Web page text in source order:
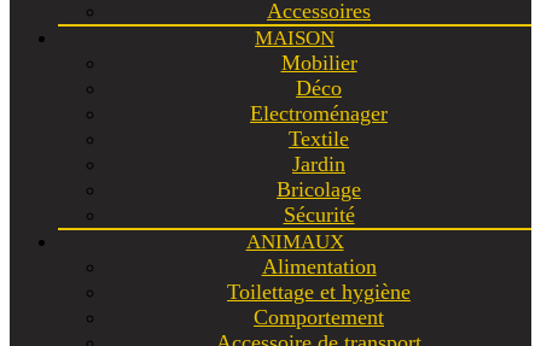
Accessoires
MAISON
Mobilier
Déco
Electroménager
Textile
Jardin
Bricolage
Sécurité
ANIMAUX
Alimentation
Toilettage et hygiène
Comportement